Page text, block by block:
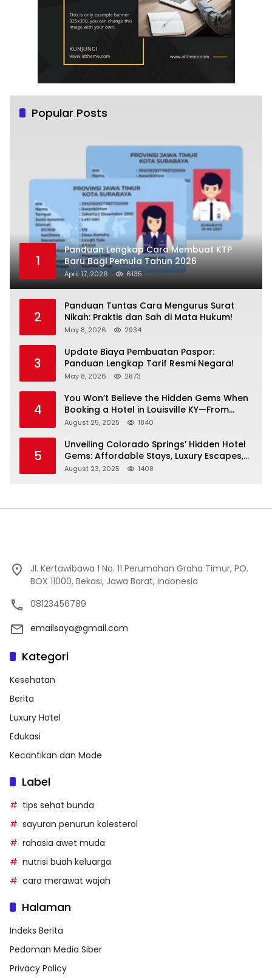
Popular Posts
1
Panduan Lengkap Cara Membuat KTP
Baru Bagi Pemula Tahun 2026
April 17, 2026 6135
2
Panduan Tuntas Cara Mengurus Surat
Nikah: Praktis dan Sah di Mata Hukum!
May 8, 2026 2934
3
Update Biaya Pembuatan Paspor:
Panduan Lengkap Tarif Resmi Negara!
May 8, 2026 2873
4
You Won’t Believe the Hidden Gems When
Booking a Hotel in Louisville KY—From
Cheap to Luxe!
August 25, 2025 1840
5
Unveiling Colorado Springs’ Hidden Hotel
Gems: Affordable Stays, Luxury Escapes,
and Everything In Between!
August 23, 2025 1408
Jl. Kertawibawa 1 No. 11 Perumahan Graha Timur, PO.
BOX 11000, Bekasi, Jawa Barat, Indonesia
08123456789
emailsaya@gmail.com
Kategori
Kesehatan
Berita
Luxury Hotel
Edukasi
Kecantikan dan Mode
Label
tips sehat bunda
sayuran penurun kolesterol
rahasia awet muda
nutrisi buah keluarga
cara merawat wajah
Halaman
Indeks Berita
Pedoman Media Siber
Privacy Policy